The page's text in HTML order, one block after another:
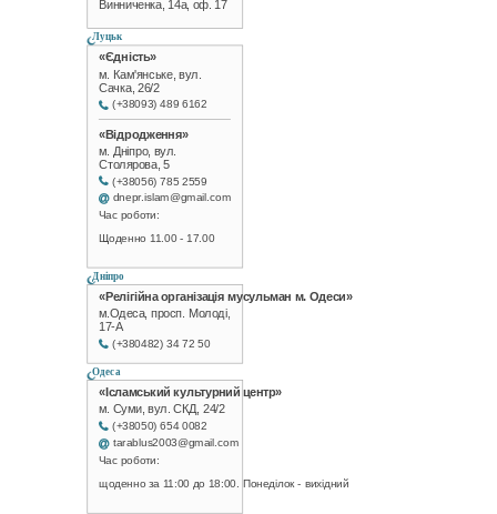
Винниченка, 14а, оф. 17
Луцьк
«Єдність»
м. Кам'янське, вул.
Сачка, 26/2
(+38093) 489 6162
«Відродження»
м. Дніпро, вул.
Столярова, 5
(+38056) 785 2559
dnepr.islam@gmail.com
Час роботи:
Щоденно 11.00 - 17.00
Дніпро
«Релігійна організація мусульман м. Одеси»
м.Одеса, просп. Молоді,
17-А
(+380482) 34 72 50
Одеса
«Ісламський культурний центр»
м. Суми, вул. СКД, 24/2
(+38050) 654 0082
tarablus2003@gmail.com
Час роботи:
щоденно за 11:00 до 18:00. Понеділок - вихідний